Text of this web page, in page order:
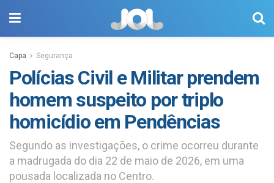
Capa Segurança
Polícias Civil e Militar prendem
homem suspeito por triplo
homicídio em Pendências
Segundo as investigações, o crime ocorreu durante
a madrugada do dia 22 de maio de 2026, em uma
pousada localizada no Centro.